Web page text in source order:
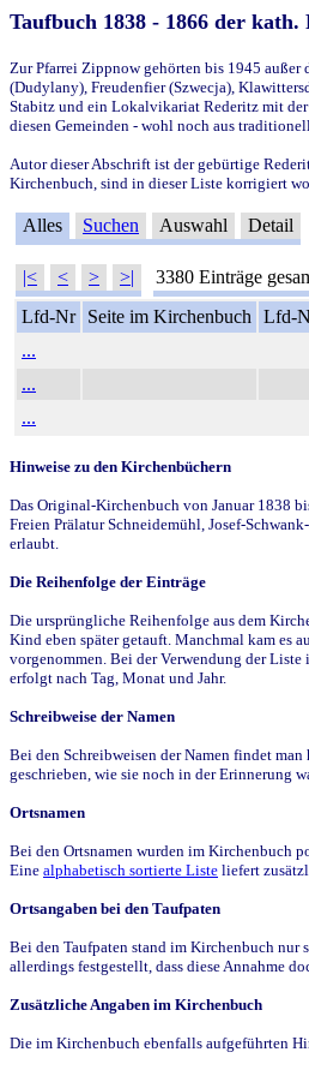
Taufbuch 1838 - 1866 der
Zur Pfarrei Zippnow gehörten bis 1945
(Dudylany), Freudenfier (Szwecja),
Stabitz und ein Lokalvikariat Rederitz mit der
diesen Gemeinden - wohl noch aus
Autor dieser Abschrift ist der gebürtige
Kirchenbuch, sind in dieser Liste korrigiert
Alles Suchen Auswahl Detail
|< < > >| 3380 Einträge
Lfd-Nr
Seite im Kirchenbuch Lfd-
...
...
...
Hinweise zu den Kirchenbüchern
Das Original-Kirchenbuch von Januar 1838
Freien Prälatur Schneidemühl, Josef-
erlaubt.
Die Reihenfolge der Einträge
Die ursprüngliche Reihenfolge aus dem
Kind eben später getauft. Manchmal kam es
vorgenommen. Bei der Verwendung der
erfolgt nach Tag, Monat und Jahr.
Schreibweise der Namen
Bei den Schreibweisen der Namen findet
geschrieben, wie sie noch in der Erinnerung
Ortsnamen
Bei den Ortsnamen wurden im Kirchenbuch
Eine alphabetisch sortierte Liste liefert
Ortsangaben bei den Taufpaten
Bei den Taufpaten stand im Kirchenbuch nur
allerdings festgestellt, dass diese Annahme
Zusätzliche Angaben im Kirchenbuch
Die im Kirchenbuch ebenfalls aufgeführten